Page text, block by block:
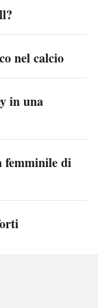
nel calcio
in una
femminile di